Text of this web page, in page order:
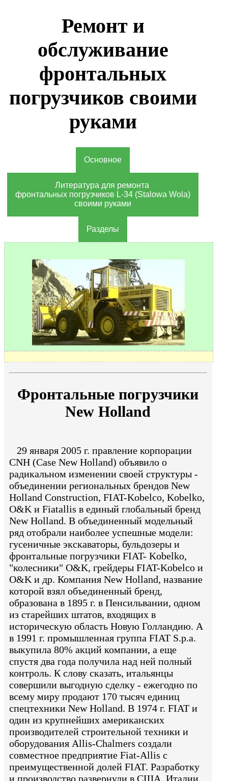
Ремонт и
обслуживание
фронтальных
погрузчиков своими
руками
Основное
Литература для ремонта
фронтальных погрузчиков L-34 (Stalowa Wola)
своими руками
Разделы
Фронтальные погрузчики
New Holland
29 января 2005 г. правление корпорации
CNH (Case New Holland) объявило о
радикальном изменении своей структуры -
объединении региональных брендов New
Holland Construction, FIAT-Kobelco, Kobelko,
O&K и Fiatallis в единый глобальный бренд
New Holland. В объединенный модельный
ряд отобрали наиболее успешные модели:
гусеничные экскаваторы, бульдозеры и
фронтальные погрузчики FIAT- Kobelko,
"колесники" O&K, грейдеры FIAT-Kobelco и
O&K и др. Компания New Holland, название
которой взял объединенный бренд,
образована в 1895 г. в Пенсильвании, одном
из старейших штатов, входящих в
историческую область Новую Голландию. А
в 1991 г. промышленная группа FIAT S.p.a.
выкупила 80% акций компании, а еще
спустя два года получила над ней полный
контроль. К слову сказать, итальянцы
совершили выгодную сделку - ежегодно по
всему миру продают 170 тысяч единиц
спецтехники New Holland. В 1974 г. FIAT и
один из крупнейших американских
производителей строительной техники и
оборудования Allis-Chalmers создали
совместное предприятие Fiat-Allis с
преимущественной долей FIAT. Разработку
и производство развернули в США, Италии,